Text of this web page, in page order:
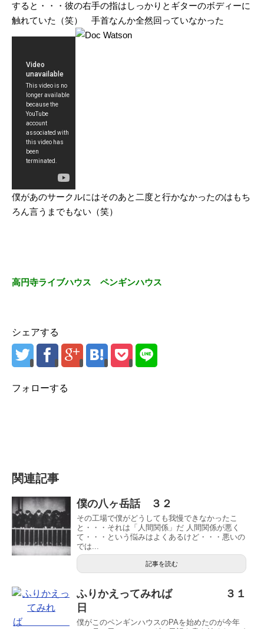
すると・・・彼の右手の指はしっかりとギターのボディーに
触れていた（笑） 手首なんか全然回っていなかった
僕があのサークルにはそのあと二度と行かなかったのはもち
ろん言うまでもない（笑）
高円寺ライブハウス ペンギンハウス
シェアする
フォローする
関連記事
僕の八ヶ岳話 ３２
その工場で僕がどうしても我慢できなかったこ
と・・・それは「人間関係」だ 人間関係が悪く
て・・・という悩みはよくあるけど・・・悪いの
では...
記事を読む
ふりかえってみれば ３１
日
僕がこのペンギンハウスのPAを始めたのが今年